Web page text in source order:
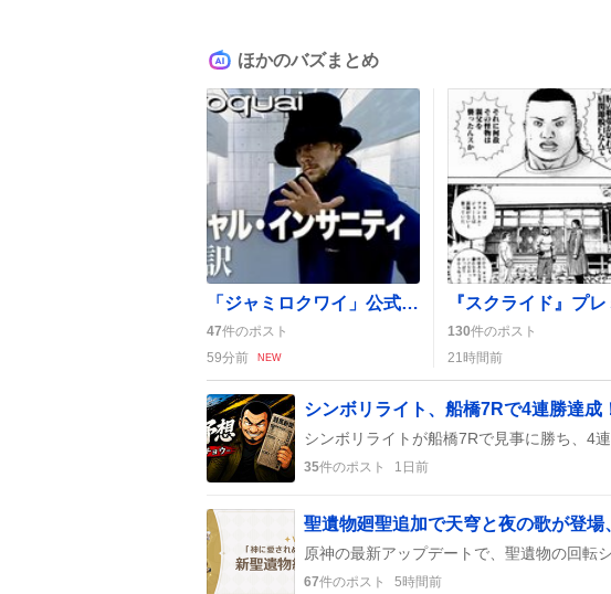
ほかのバズまとめ
「ジャミロクワイ」公式和訳MV公開＆原宿POP‑UPオープンでファン熱狂
47件のポスト
59分前
NEW
130件のポスト
21時間前
35件のポスト 1日前
67件のポスト 5時間前